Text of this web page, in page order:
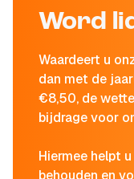
Word
Waardeert u
dan met de
€8,50, de
bijdrage voor
Hiermee helpt